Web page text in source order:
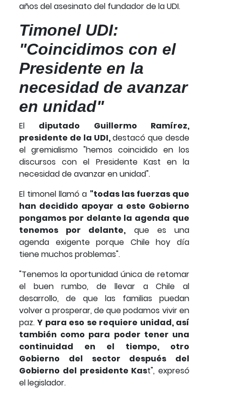
años del asesinato del fundador de la UDI.
Timonel UDI:
"Coincidimos con el
Presidente en la
necesidad de avanzar
en unidad"
El diputado Guillermo Ramírez,
presidente de la UDI,destacó que desde
el gremialismo "hemos coincidido en los
discursos con el Presidente Kast en la
necesidad de avanzar en unidad".
El timonel llamó a "todas las fuerzas que
han decidido apoyar a este Gobierno
pongamos por delante la agenda que
tenemos por delante, que es una
agenda exigente porque Chile hoy día
tiene muchos problemas".
"Tenemos la oportunidad única de retomar
el buen rumbo, de llevar a Chile al
desarrollo, de que las familias puedan
volver a prosperar, de que podamos vivir en
paz.Y para eso se requiere unidad, así
también como para poder tener una
continuidad en el tiempo, otro
Gobierno del sector después del
Gobierno del presidente Kast", expresó
el legislador.